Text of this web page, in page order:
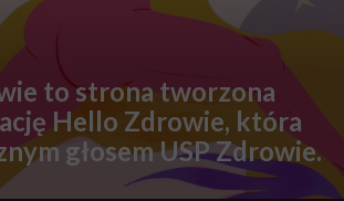
to strona tworzona
Hello Zdrowie, która
głosem USP Zdrowie.